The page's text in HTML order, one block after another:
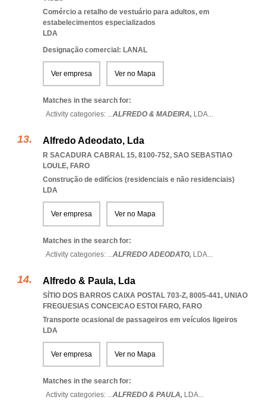
Comércio a retalho de vestuário para adultos, em
estabelecimentos especializados
LDA
Designação comercial: LANAL
Ver empresa Ver no Mapa
Matches in the search for:
Activity categories: ...ALFREDO & MADEIRA, LDA...
Alfredo Adeodato, Lda
R SACADURA CABRAL 15, 8100-752, SAO SEBASTIAO
LOULE, FARO
Construção de edifícios (residenciais e não residenciais)
LDA
Ver empresa Ver no Mapa
Matches in the search for:
Activity categories: ...ALFREDO ADEODATO, LDA...
Alfredo & Paula, Lda
SÍTIO DOS BARROS CAIXA POSTAL 703-Z, 8005-441, UNIAO
FREGUESIAS CONCEICAO ESTOI FARO, FARO
Transporte ocasional de passageiros em veículos ligeiros
LDA
Ver empresa Ver no Mapa
Matches in the search for:
Activity categories: ...ALFREDO & PAULA, LDA...